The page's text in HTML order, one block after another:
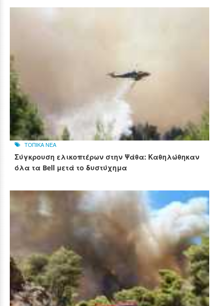
ΤΟΠΙΚΑ ΝΕΑ
Σύγκρουση ελικοπτέρων στην Ψάθα: Καθηλώθηκαν
όλα τα Bell μετά το δυστύχημα